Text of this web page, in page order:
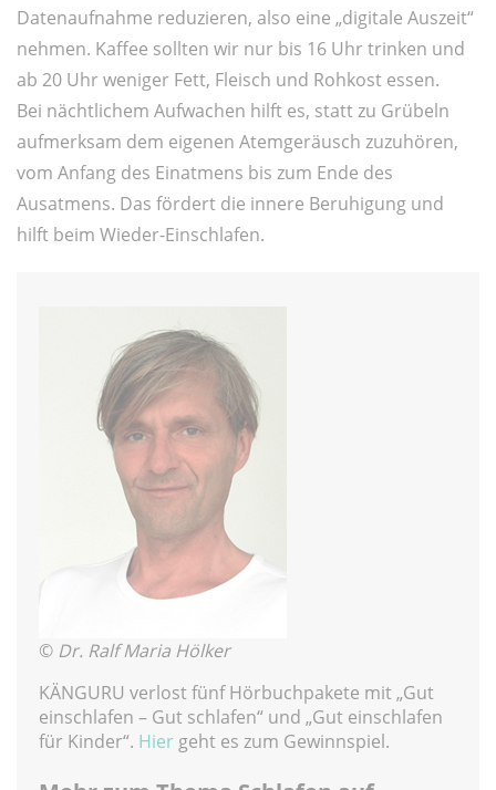
Datenaufnahme reduzieren, also eine „digitale Auszeit“
nehmen. Kaffee sollten wir nur bis 16 Uhr trinken und
ab 20 Uhr weniger Fett, Fleisch und Rohkost essen.
Bei nächtlichem Aufwachen hilft es, statt zu Grübeln
aufmerksam dem eigenen Atemgeräusch zuzuhören,
vom Anfang des Einatmens bis zum Ende des
Ausatmens. Das fördert die innere Beruhigung und
hilft beim Wieder-Einschlafen.
© Dr. Ralf Maria Hölker
KÄNGURU verlost fünf Hörbuchpakete mit „Gut
einschlafen – Gut schlafen“ und „Gut einschlafen
für Kinder“. Hier geht es zum Gewinnspiel.